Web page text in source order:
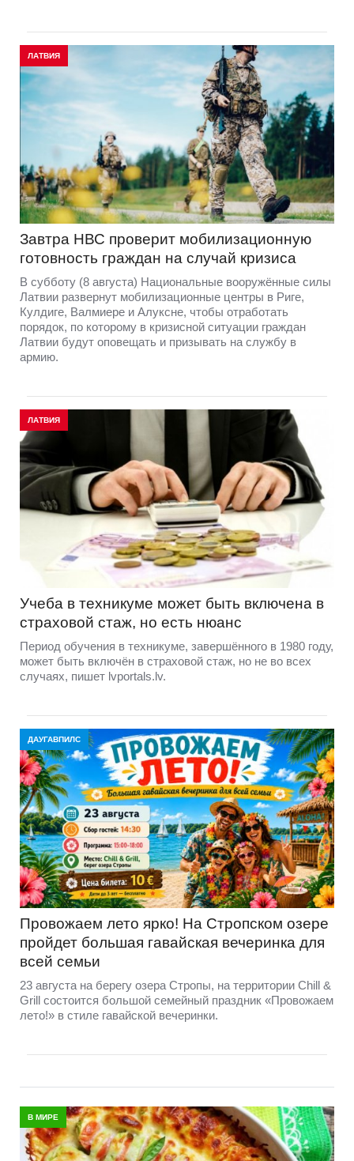
ЛАТВИЯ
Завтра НВС проверит мобилизационную
готовность граждан на случай кризиса
В субботу (8 августа) Национальные вооружённые силы
Латвии развернут мобилизационные центры в Риге,
Кулдиге, Валмиере и Алуксне, чтобы отработать
порядок, по которому в кризисной ситуации граждан
Латвии будут оповещать и призывать на службу в
армию.
ЛАТВИЯ
Учеба в техникуме может быть включена в
страховой стаж, но есть нюанс
Период обучения в техникуме, завершённого в 1980 году,
может быть включён в страховой стаж, но не во всех
случаях, пишет lvportals.lv.
ДАУГАВПИЛС
Провожаем лето ярко! На Стропском озере
пройдет большая гавайская вечеринка для
всей семьи
23 августа на берегу озера Стропы, на территории Chill &
Grill состоится большой семейный праздник «Провожаем
лето!» в стиле гавайской вечеринки.
В МИРЕ